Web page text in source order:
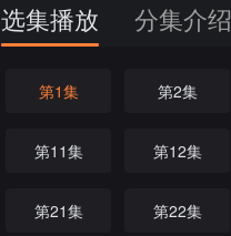
选集播放 分集介绍
第1集 第2集
第11集 第12集
第21集 第22集